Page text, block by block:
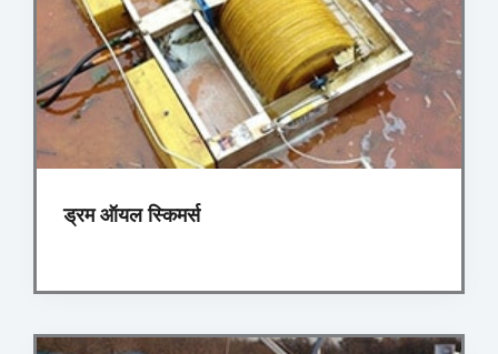
ड्रम ऑयल स्किमर्स